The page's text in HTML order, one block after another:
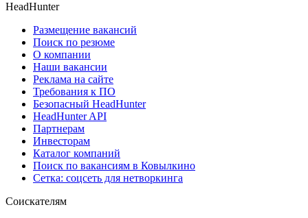
HeadHunter
Размещение вакансий
Поиск по резюме
О компании
Наши вакансии
Реклама на сайте
Требования к ПО
Безопасный HeadHunter
HeadHunter API
Партнерам
Инвесторам
Каталог компаний
Поиск по вакансиям в Ковылкино
Сетка: соцсеть для нетворкинга
Соискателям